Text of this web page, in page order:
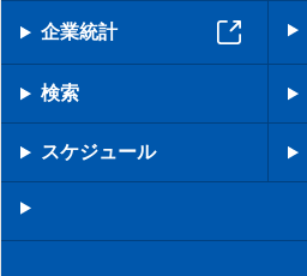
企業統計
検索
スケジュール